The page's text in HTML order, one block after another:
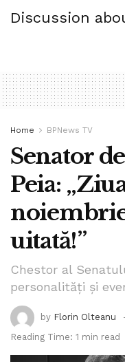
Discussion
Home BPNews TV
Senator
Peia:
uitată!”
Chestor al
personalități și
by Florin Olteanu
Reading Time: 1 min read